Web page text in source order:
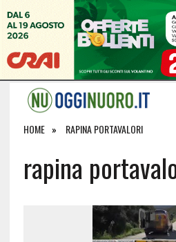
HOME RAPINA PORTAVALORI
rapina